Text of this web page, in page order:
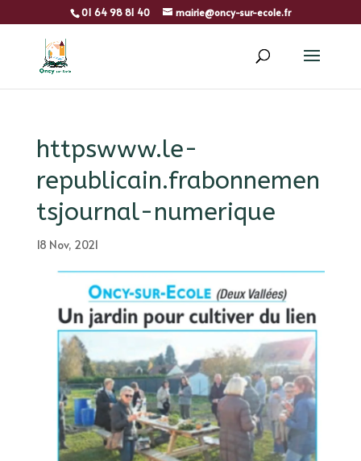
01 64 98 81 40 mairie@oncy-sur-ecole.fr
httpswww.le-
republicain.frabonnemen
tsjournal-numerique
18 Nov, 2021